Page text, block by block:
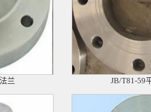
兰 JB/T81-59